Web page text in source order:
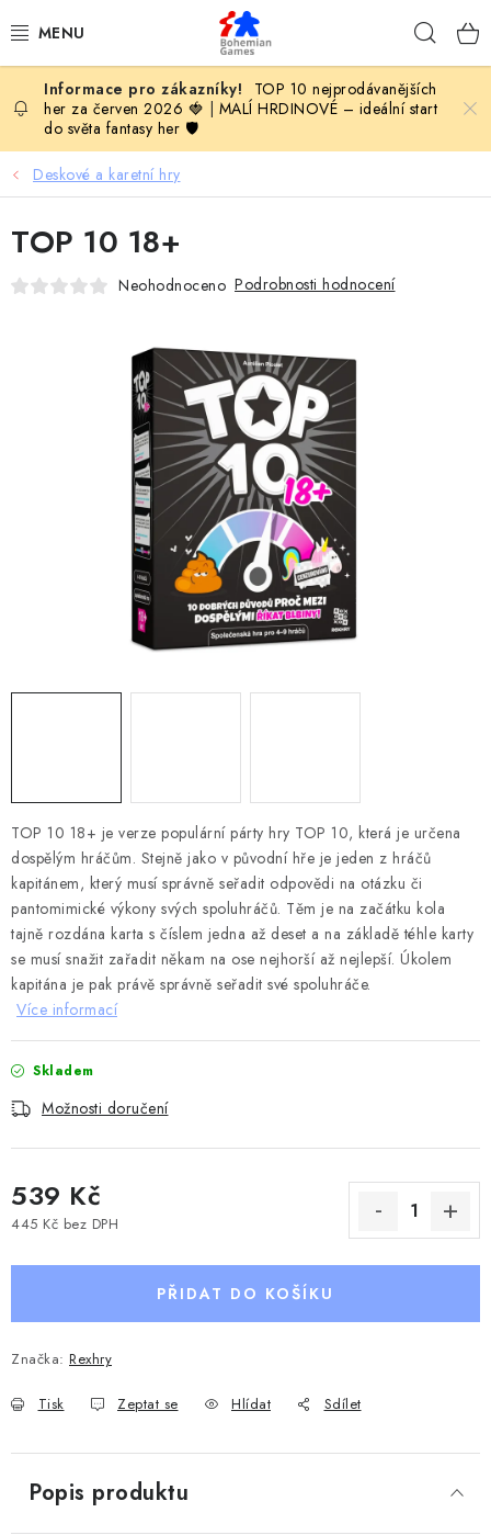
na
KOMPLETNÍ NABÍDKA HER
PODLE VĚKU
DESKOHERNÍ KLUBY, DDM, KNIHOVNY A JINÉ
ZÁJMOVÉ ORGANIZACE
ZÁKLADNÍ A MATEŘSKÉ ŠKOLY, STŘEDNÍ ŠKOLY A
JINÁ VZDĚLÁVACÍ ZAŘÍZENÍ
Obchodní podmínky
Doprava a platba
Podmínky ochrany osobních údajů
Kalendář akcí Bohemian Games 🎉
Kde koupit hry Bohemian Games
Zákaznická podpora
Provizní systém
TOP 10 nejprodávanějších
her za červen 2026 🍓
MALÍ HRDINOVÉ – ideální start
do světa fantasy her 🛡️
Deskové a karetní hry
TOP 10 18+ je verze populární párty hry TOP 10, která je určena
dospělým hráčům. Stejně jako v původní hře je jeden z hráčů
kapitánem, který musí správně seřadit odpovědi na otázku či
pantomimické výkony svých spoluhráčů. Těm je na začátku kola
tajně rozdána karta s číslem jedna až deset a na základě téhle karty
se musí snažit zařadit někam na ose nejhorší až nejlepší. Úkolem
kapitána je pak právě správně seřadit své spoluhráče.
Více informací
Skladem
Možnosti doručení
539 Kč
445 Kč bez DPH
PŘIDAT DO KOŠÍKU
Značka: Rexhry
Tisk Zeptat se Hlídat Sdílet
TOP 10 18+
Neohodnoceno Podrobnosti hodnocení
Popis produktu